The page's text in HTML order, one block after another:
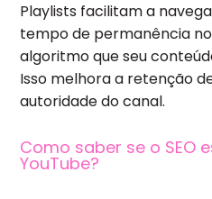
Playlists facilitam a
tempo de permanência
algoritmo que seu
Isso melhora a retenção
autoridade do canal.
Como saber se o SEO
YouTube?